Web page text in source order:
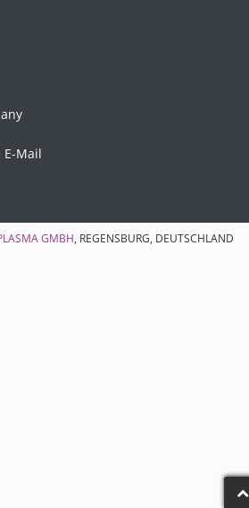
E-Mail
GMBH, REGENSBURG, DEUTSCHLAND